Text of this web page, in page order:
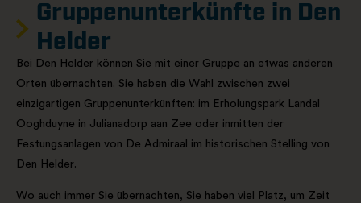
Gruppenunterkünfte in Den
Helder
Bei Den Helder können Sie mit einer Gruppe an etwas anderen
Orten übernachten. Sie haben die Wahl zwischen zwei
einzigartigen Gruppenunterkünften: im Erholungspark Landal
Ooghduyne in Julianadorp aan Zee oder inmitten der
Festungsanlagen von De Admiraal im historischen Stelling von
Den Helder.
Wo auch immer Sie übernachten, Sie haben viel Platz, um Zeit